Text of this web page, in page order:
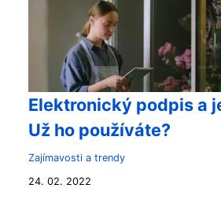
Elektronický podpis a
Už ho používáte?
Zajímavosti a trendy
24. 02. 2022